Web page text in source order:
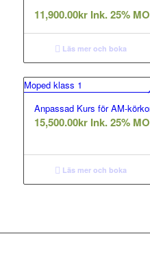
11,900.00kr Ink. 25%
Läs mer och boka
Moped klass 1
Anpassad Kurs för AM-
15,500.00kr Ink. 25%
Läs mer och boka